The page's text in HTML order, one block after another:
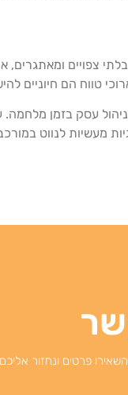
צפויים
טווח הם חיוניים
עסק בזמן
מעשיות לנווט
פרטים ונחזור אליכם